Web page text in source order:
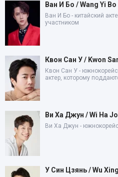
Ван И Бо / Wang Yi Bo
Ван И Бо - китайский
участником
Квон Сан У / Kwon
Квон Сан У -
актер, которому
Ви Ха Джун / Wi Ha
Ви Ха Джун -
У Син Цзянь / Wu